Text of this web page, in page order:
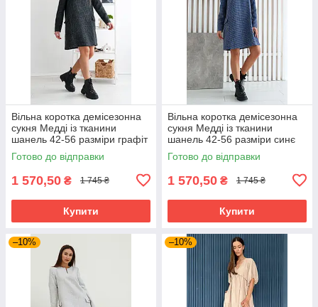
Вільна коротка демісезонна
сукня Медді із тканини
шанель 42-56 разміри графіт
Готово до відправки
1 570,50 ₴ 1 745 ₴
Купити
Вільна коротка демісезонна
сукня Медді із тканини
шанель 42-56 разміри синє
Готово до відправки
1 570,50 ₴ 1 745 ₴
Купити
–10% –10%